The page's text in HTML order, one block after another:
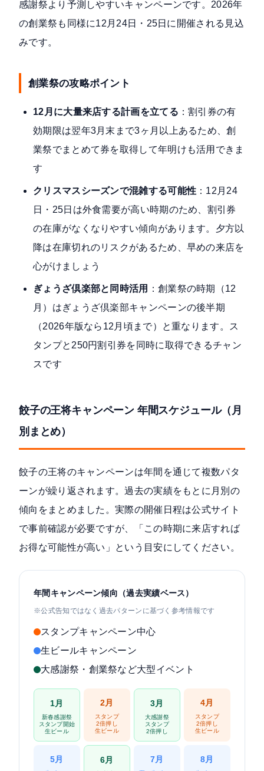
感謝祭より予測しやすいキャンペーンです。2026年
の創業祭も同様に12月24日・25日に開催される見込
みです。
創業祭の攻略ポイント
12月に大量来店する計画を立てる ：割引券の有
効期限は翌年3月末まで3ヶ月以上あるため、創
業祭でまとめて券を取得して年明けも活用できま
す
クリスマスシーズンで混雑する可能性 ：12月24
日・25日は外食需要が高い時期のため、割引券
の在庫がなくなりやすい傾向があります。夕方以
降は在庫切れのリスクがあるため、早めの来店を
心がけましょう
ぎょうざ倶楽部と同時活用
：創業祭の時期（12
月）はぎょうざ倶楽部キャンペーンの後半期
（2026年版なら12月頃まで）と重なります。ス
タンプと250円割引券を同時に取得できるチャン
スです
餃子の王将キャンペーン 年間スケジュール（月
別まとめ）
餃子の王将のキャンペーンは年間を通じて複数パタ
ーンが繰り返されます。過去の実績をもとに月別の
傾向をまとめました。実際の開催日程は公式サイト
で事前確認が必要ですが、「この時期に来店すれば
お得な可能性が高い」という目安にしてください。
年間キャンペーン傾向（過去実績ベース）
※公式告知ではなく過去パターンに基づく参考情報です
スタンプキャンペーン中心
生ビールキャンペーン
大感謝祭・創業祭など大型イベント
1月
新春感謝祭
スタンプ開始
生ビール
2月
スタンプ
2倍押し
生ビール
3月
大感謝祭
スタンプ
2倍押し
4月
スタンプ
2倍押し
生ビール
5月 6月 7月 8月